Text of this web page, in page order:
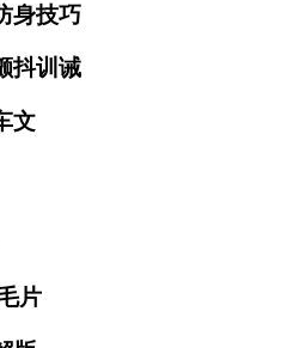
身技巧
抖训诫
文
片